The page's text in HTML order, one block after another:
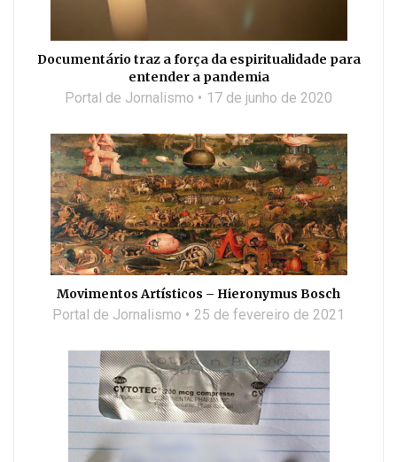
Documentário traz a força da espiritualidade para
entender a pandemia
Portal de Jornalismo 17 de junho de 2020
Movimentos Artísticos – Hieronymus Bosch
Portal de Jornalismo 25 de fevereiro de 2021